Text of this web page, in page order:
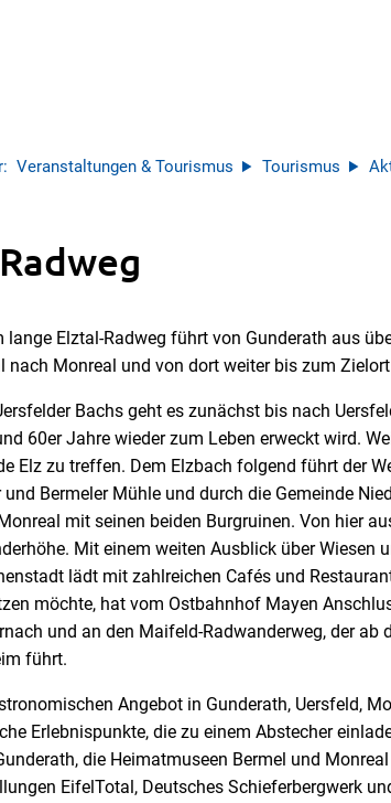
Veranstaltungen & Tourismus Tourismus
lange Elztal-Radweg führt von Gunderath aus
nach Monreal und von dort weiter bis zum
Bachs geht es zunächst bis nach
60er Jahre wieder zum Leben erweckt wird.
Elz zu treffen. Dem Elzbach folgend führt der
Bermeler Mühle und durch die Gemeinde
mit seinen beiden Burgruinen. Von hier
Mit einem weiten Ausblick über Wiesen
lädt mit zahlreichen Cafés und
möchte, hat vom Ostbahnhof Mayen
und an den Maifeld-Radwanderweg, der
führt.
Angebot in Gunderath, Uersfeld,
Erlebnispunkte, die zu einem Abstecher
die Heimatmuseen Bermel und
EifelTotal, Deutsches Schieferbergwerk